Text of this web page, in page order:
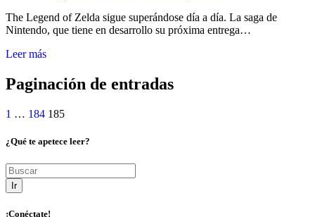
The Legend of Zelda sigue superándose día a día. La saga de
Nintendo, que tiene en desarrollo su próxima entrega…
Leer más
Paginación de entradas
1 … 184 185
¿Qué te apetece leer?
Ir
¡Conéctate!